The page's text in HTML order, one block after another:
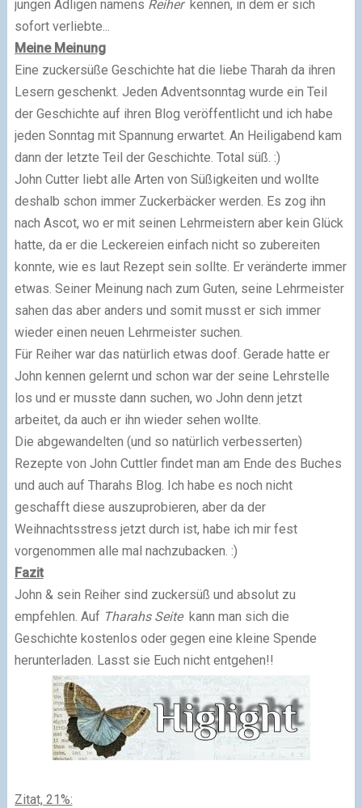
jungen Adligen namens Reiherkennen, in dem er sich
sofort verliebte...
Meine Meinung
Eine zuckersüße Geschichte hat die liebe Tharah da ihren
Lesern geschenkt. Jeden Adventsonntag wurde ein Teil
der Geschichte auf ihren Blog veröffentlicht und ich habe
jeden Sonntag mit Spannung erwartet. An Heiligabend kam
dann der letzte Teil der Geschichte. Total süß. :)
John Cutter liebt alle Arten von Süßigkeiten und wollte
deshalb schon immer Zuckerbäcker werden. Es zog ihn
nach Ascot, wo er mit seinen Lehrmeistern aber kein Glück
hatte, da er die Leckereien einfach nicht so zubereiten
konnte, wie es laut Rezept sein sollte. Er veränderte immer
etwas. Seiner Meinung nach zum Guten, seine Lehrmeister
sahen das aber anders und somit musst er sich immer
wieder einen neuen Lehrmeister suchen.
Für Reiher war das natürlich etwas doof. Gerade hatte er
John kennen gelernt und schon war der seine Lehrstelle
los und er musste dann suchen, wo John denn jetzt
arbeitet, da auch er ihn wieder sehen wollte.
Die abgewandelten (und so natürlich verbesserten)
Rezepte von John Cuttler findet man am Ende des Buches
und auch auf Tharahs Blog. Ich habe es noch nicht
geschafft diese auszuprobieren, aber da der
Weihnachtsstress jetzt durch ist, habe ich mir fest
vorgenommen alle mal nachzubacken. :)
Fazit
John & sein Reiher sind zuckersüß und absolut zu
empfehlen. Auf Tharahs Seitekann man sich die
Geschichte kostenlos oder gegen eine kleine Spende
herunterladen. Lasst sie Euch nicht entgehen!!
Zitat, 21%: